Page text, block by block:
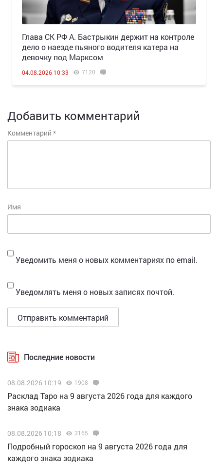
Глава СК РФ А. Бастрыкин держит на контроле
дело о наезде пьяного водителя катера на
девочку под Марксом
04.08.2026 10:33 7120
Добавить комментарий
Комментарий *
Имя
Уведомить меня о новых комментариях по email.
Уведомлять меня о новых записях почтой.
Последние новости
08.08.2026 10:19 1908
Расклад Таро на 9 августа 2026 года для каждого
знака зодиака
08.08.2026 10:18 3165
Подробный гороскоп на 9 августа 2026 года для
каждого знака зодиака